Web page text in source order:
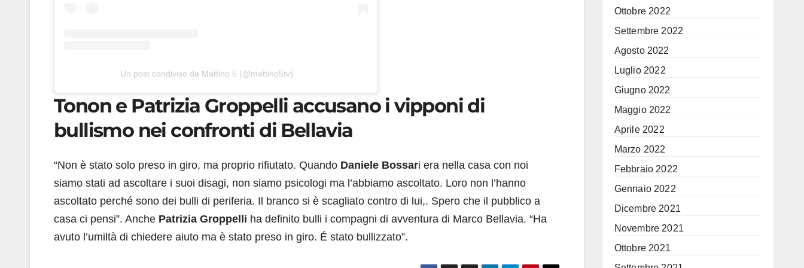
Un post condiviso da Mattino 5 (@mattino5tv)
Tonon e Patrizia Groppelli accusano i vipponi di
bullismo nei confronti di Bellavia
“Non è stato solo preso in giro, ma proprio rifiutato. Quando Daniele Bossari era nella casa con noi
siamo stati ad ascoltare i suoi disagi, non siamo psicologi ma l’abbiamo ascoltato. Loro non l’hanno
ascoltato perché sono dei bulli di periferia. Il branco si è scagliato contro di lui,. Spero che il pubblico a
casa ci pensi”. Anche Patrizia Groppelli ha definito bulli i compagni di avventura di Marco Bellavia. “Ha
avuto l’umiltà di chiedere aiuto ma è stato preso in giro. É stato bullizzato”.
Ottobre 2022
Settembre 2022
Agosto 2022
Luglio 2022
Giugno 2022
Maggio 2022
Aprile 2022
Marzo 2022
Febbraio 2022
Gennaio 2022
Dicembre 2021
Novembre 2021
Ottobre 2021